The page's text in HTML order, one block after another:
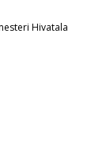
Hivatala